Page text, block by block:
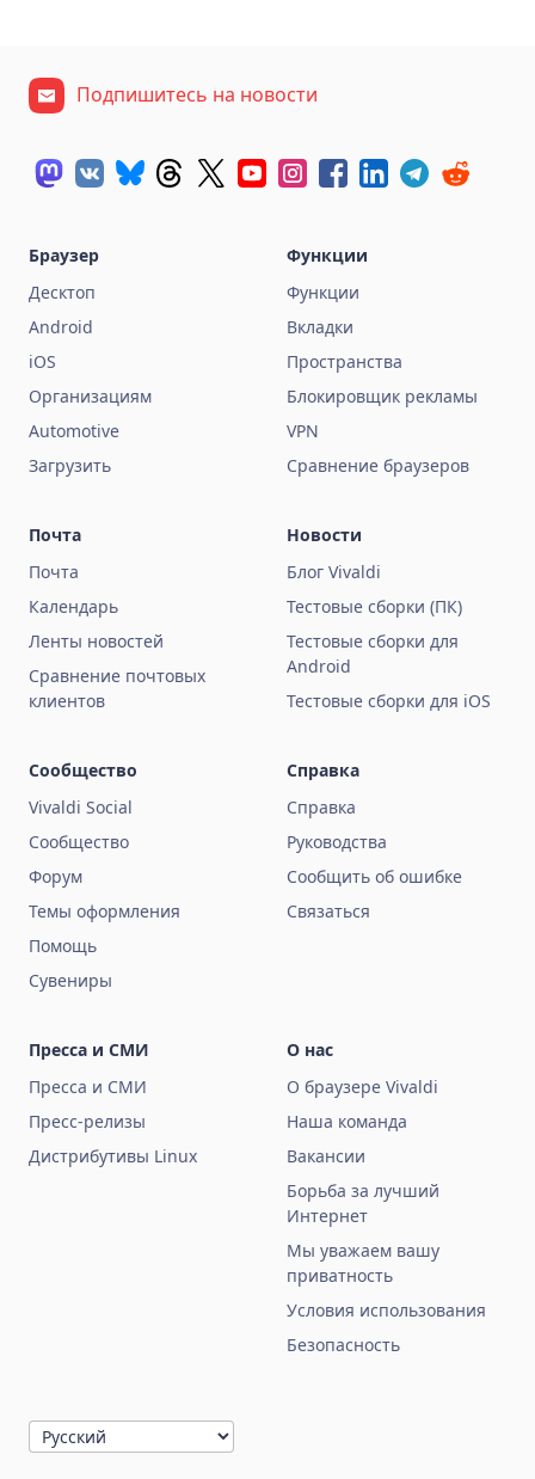
Подпишитесь на новости
Браузер
Десктоп
Android
iOS
Организациям
Automotive
Загрузить
Функции
Функции
Вкладки
Пространства
Блокировщик рекламы
VPN
Сравнение браузеров
Почта
Почта
Календарь
Ленты новостей
Сравнение почтовых
клиентов
Новости
Блог Vivaldi
Тестовые сборки (ПК)
Тестовые сборки для
Android
Тестовые сборки для iOS
Сообщество
Vivaldi Social
Сообщество
Форум
Темы оформления
Помощь
Сувениры
Справка
Справка
Руководства
Сообщить об ошибке
Связаться
Пресса и СМИ
Пресса и СМИ
Пресс-релизы
Дистрибутивы Linux
О нас
О браузере Vivaldi
Наша команда
Вакансии
Борьба за лучший
Интернет
Мы уважаем вашу
приватность
Условия использования
Безопасность